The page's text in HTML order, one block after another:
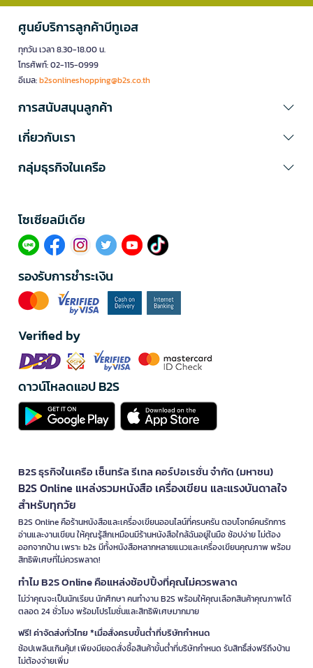
ศูนย์บริการลูกค้าบีทูเอส
ทุกวัน เวลา 8.30-18.00 น.
โทรศัพท์: 02-115-0999
อีเมล:b2sonlineshopping@b2s.co.th
การสนับสนุนลูกค้า
เกี่ยวกับเรา
กลุ่มธุรกิจในเครือ
โซเซียลมีเดีย​
รองรับการชำระเงิน
Verified by
ดาวน์โหลดแอป B2S
B2S ธุรกิจในเครือ เซ็นทรัล รีเทล คอร์ปอเรชั่น จำกัด (มหาชน)
B2S Online แหล่งรวมหนังสือ เครื่องเขียน และแรงบันดาลใจ
สำหรับทุกวัย
B2S Online คือร้านหนังสือและเครื่องเขียนออนไลน์ที่ครบครัน ตอบโจทย์คนรักการ
อ่านและงานเขียน ให้คุณรู้สึกเหมือนมีร้านหนังสือใกล้ฉันอยู่ในมือ ช้อปง่าย ไม่ต้อง
ออกจากบ้าน เพราะ b2s มีทั้งหนังสือหลากหลายแนวและเครื่องเขียนคุณภาพ พร้อม
สิทธิพิเศษที่ไม่ควรพลาด!
ทำไม B2S Online คือแหล่งช้อปปิ้งที่คุณไม่ควรพลาด
ไม่ว่าคุณจะเป็นนักเรียน นักศึกษา คนทำงาน B2S พร้อมให้คุณเลือกสินค้าคุณภาพได้
ตลอด 24 ชั่วโมง พร้อมโปรโมชั่นและสิทธิพิเศษมากมาย
ฟรี! ค่าจัดส่งทั่วไทย *เมื่อสั่งครบขั้นต่ำที่บริษัทกำหนด
ช้อปเพลินเกินคุ้ม! เพียงมียอดสั่งซื้อสินค้าขั้นต่ำที่บริษัทกำหนด รับสิทธิ์ส่งฟรีถึงบ้าน
ไม่ต้องจ่ายเพิ่ม